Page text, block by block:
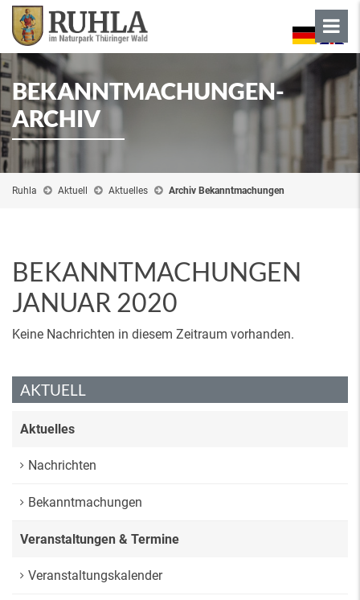
BEKANNTMACHUNGEN-
ARCHIV
Ruhla Aktuell Aktuelles Archiv Bekanntmachungen
BEKANNTMACHUNGEN
JANUAR 2020
Keine Nachrichten in diesem Zeitraum vorhanden.
AKTUELL
Aktuelles
Nachrichten
Bekanntmachungen
Veranstaltungen & Termine
Veranstaltungskalender